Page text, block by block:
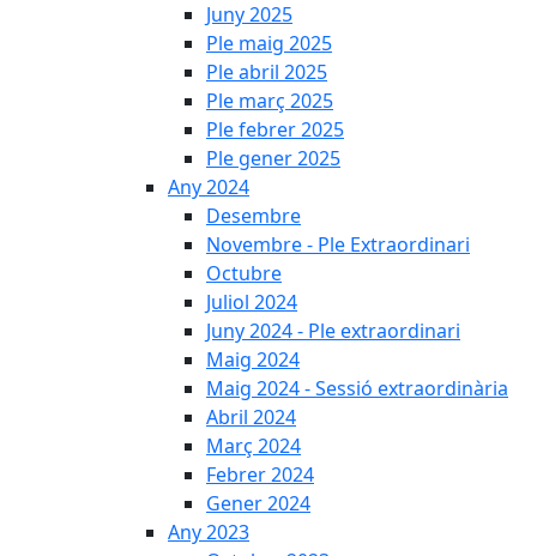
Juny 2025
Ple maig 2025
Ple abril 2025
Ple març 2025
Ple febrer 2025
Ple gener 2025
Any 2024
Desembre
Novembre - Ple Extraordinari
Octubre
Juliol 2024
Juny 2024 - Ple extraordinari
Maig 2024
Maig 2024 - Sessió extraordinària
Abril 2024
Març 2024
Febrer 2024
Gener 2024
Any 2023